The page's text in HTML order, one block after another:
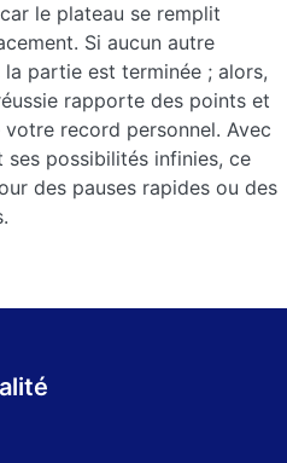
le plateau se remplit
Si aucun autre
partie est terminée ; alors,
rapporte des points et
record personnel. Avec
ses possibilités infinies, ce
des pauses rapides ou des